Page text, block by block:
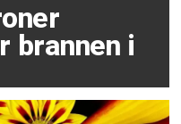
brannen i